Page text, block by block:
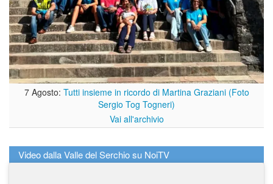
7 Agosto: Tutti insieme in ricordo di Martina Graziani (Foto
Sergio Tog Togneri)
Vai all'archivio
Video dalla Valle del Serchio su NoiTV